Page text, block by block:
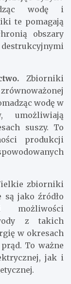
wodę i
te pomagają
obszary
Zbiorniki
wodę w
umożliwiają
suszy. To
produkcji
zbiorniki
są jako źródło
możliwości
z takich
w okresach
To ważne
jak i